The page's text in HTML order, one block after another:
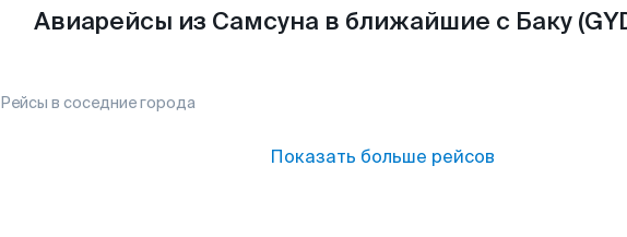
Авиарейсы из Самсуна в ближайшие с Баку
Рейсы в соседние города
Показать больше рейсов